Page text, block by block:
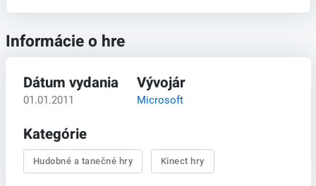
Informácie o hre
Dátum vydania
01.01.2011
Vývojár
Microsoft
Kategórie
Hudobné a tanečné hry Kinect hry